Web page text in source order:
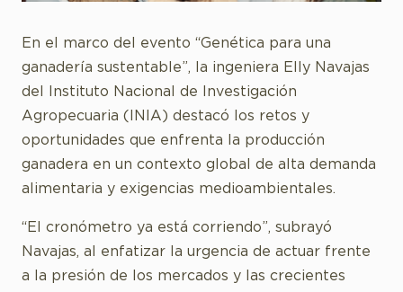
En el marco del evento “Genética para una
ganadería sustentable”, la ingeniera Elly Navajas
del Instituto Nacional de Investigación
Agropecuaria (INIA) destacó los retos y
oportunidades que enfrenta la producción
ganadera en un contexto global de alta demanda
alimentaria y exigencias medioambientales.
“El cronómetro ya está corriendo”, subrayó
Navajas, al enfatizar la urgencia de actuar frente
a la presión de los mercados y las crecientes